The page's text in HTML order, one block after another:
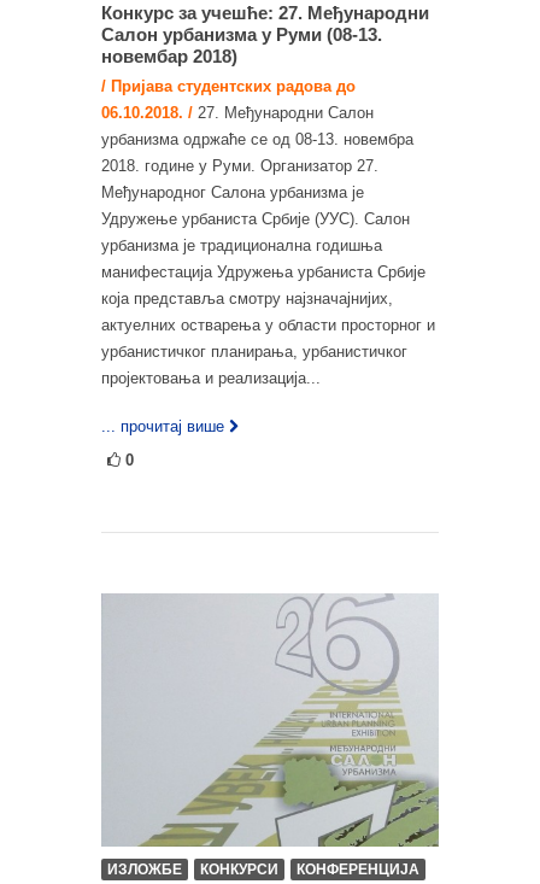
Конкурс за учешће: 27. Међународни
Салон урбанизма у Руми (08-13.
новембар 2018)
/ Приjaва студентских рaдoвa до
06.10.2018. / 27. Међународни Салон
урбанизма одржаће се од 08-13. новембра
2018. године у Руми. Организатор 27.
Међународног Салона урбанизма је
Удружење урбаниста Србије (УУС). Салон
урбанизма је традиционална годишња
манифестација Удружења урбаниста Србије
која представља смотру најзначајнијих,
актуелних остварења у области просторног и
урбанистичког планирања, урбанистичког
пројектовања и реализација...
... прочитај више
0
ИЗЛОЖБЕ КОНКУРСИ КОНФЕРЕНЦИЈА